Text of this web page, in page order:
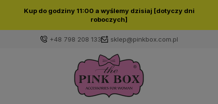
Kup do godziny 11:00 a wyślemy dzisiaj [dotyczy dni
roboczych]
+48 798 208 133 sklep@pinkbox.com.pl
Zaloguj się